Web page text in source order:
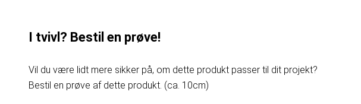
I tvivl? Bestil en prøve!
Vil du være lidt mere sikker på, om dette produkt passer til dit projekt?
Bestil en prøve af dette produkt. (ca. 10cm)